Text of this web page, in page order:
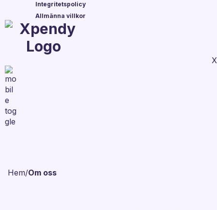
Integritetspolicy
Allmänna villkor
X
Hem/Om oss